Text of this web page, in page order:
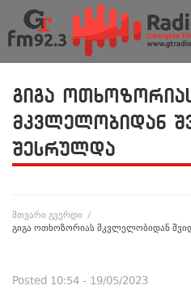
გიგა
მკვლელობიდან
შესრულდა
მთვარი გვერდი /
გიგა ოთხოზორიას მკვლელობიდან
Posted 10:54 - 19/05/2023